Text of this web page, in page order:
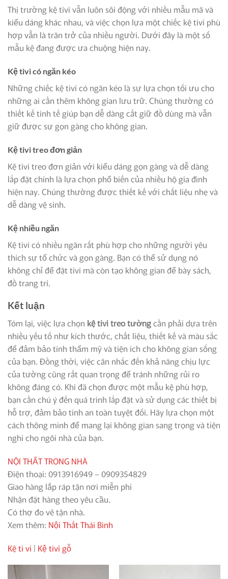
Thị trường kệ tivi vẫn luôn sôi động với nhiều mẫu mã và
kiểu dáng khác nhau, và việc chọn lựa một chiếc kệ tivi phù
hợp vẫn là trăn trở của nhiều người. Dưới đây là một số
mẫu kệ đang được ưa chuộng hiện nay.
Kệ tivi có ngăn kéo
Những chiếc kệ tivi có ngăn kéo là sự lựa chọn tối ưu cho
những ai cần thêm không gian lưu trữ. Chúng thường có
thiết kế tinh tế giúp bạn dễ dàng cất giữ đồ dùng mà vẫn
giữ được sự gọn gàng cho không gian.
Kệ tivi treo đơn giản
Kệ tivi treo đơn giản với kiểu dáng gọn gàng và dễ dàng
lắp đặt chính là lựa chọn phổ biến của nhiều hộ gia đình
hiện nay. Chúng thường được thiết kế với chất liệu nhẹ và
dễ dàng vệ sinh.
Kệ nhiều ngăn
Kệ tivi có nhiều ngăn rất phù hợp cho những người yêu
thích sự tổ chức và gọn gàng. Bạn có thể sử dụng nó
không chỉ để đặt tivi mà còn tạo không gian để bày sách,
đồ trang trí.
Kết luận
Tóm lại, việc lựa chọn kệ tivi treo tườngcần phải dựa trên
nhiều yếu tố như kích thước, chất liệu, thiết kế và màu sắc
để đảm bảo tính thẩm mỹ và tiện ích cho không gian sống
của bạn. Đồng thời, việc cân nhắc đến khả năng chịu lực
của tường cũng rất quan trọng để tránh những rủi ro
không đáng có. Khi đã chọn được một mẫu kệ phù hợp,
bạn cần chú ý đến quá trình lắp đặt và sử dụng các thiết bị
hỗ trợ, đảm bảo tính an toàn tuyệt đối. Hãy lựa chọn một
cách thông minh để mang lại không gian sang trọng và tiện
nghi cho ngôi nhà của bạn.
NỘI THẤT TRONG NHÀ
Điện thoại: 0913916949 – 0909354829
Giao hàng lắp ráp tận nơi miễn phí
Nhận đặt hàng theo yêu cầu.
Có thợ đo vẽ tận nhà.
Xem thêm: Nội Thất Thái Bình
Kệ ti vi | Kệ tivi gỗ